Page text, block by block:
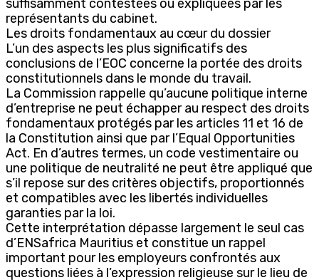
suffisamment contestées ou expliquées par les
représentants du cabinet.
Les droits fondamentaux au cœur du dossier
L’un des aspects les plus significatifs des
conclusions de l’EOC concerne la portée des droits
constitutionnels dans le monde du travail.
La Commission rappelle qu’aucune politique interne
d’entreprise ne peut échapper au respect des droits
fondamentaux protégés par les articles 11 et 16 de
la Constitution ainsi que par l’Equal Opportunities
Act. En d’autres termes, un code vestimentaire ou
une politique de neutralité ne peut être appliqué que
s’il repose sur des critères objectifs, proportionnés
et compatibles avec les libertés individuelles
garanties par la loi.
Cette interprétation dépasse largement le seul cas
d’ENSafrica Mauritius et constitue un rappel
important pour les employeurs confrontés aux
questions liées à l’expression religieuse sur le lieu de